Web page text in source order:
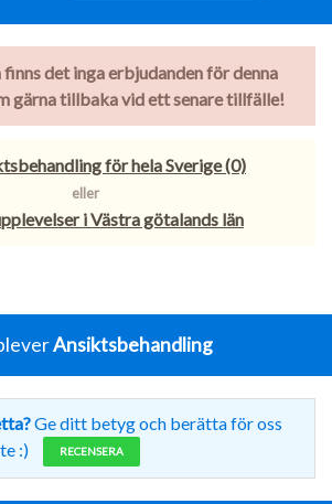
det inga erbjudanden för denna
gärna tillbaka vid ett senare tillfälle!
för hela Sverige (0)
eller
i Västra götalands län
Ansiktsbehandling
Ge ditt betyg och berätta för oss
:)
RECENSERA